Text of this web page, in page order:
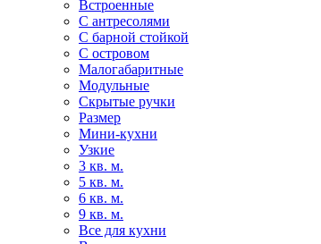
Встроенные
С антресолями
С барной стойкой
С островом
Малогабаритные
Модульные
Скрытые ручки
Размер
Мини-кухни
Узкие
3 кв. м.
5 кв. м.
6 кв. м.
9 кв. м.
Все для кухни